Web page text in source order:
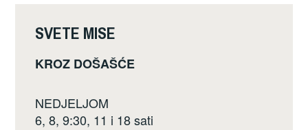
k
SVETE MISE
KROZ DOŠAŠĆE
NEDJELJOM
6, 8, 9:30, 11 i 18 sati